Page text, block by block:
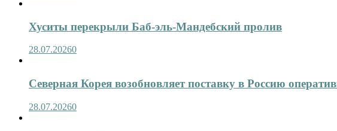
Хуситы перекрыли Баб-эль-Мандебский пролив
28.07.20260
Северная Корея возобновляет поставку в Россию
28.07.20260